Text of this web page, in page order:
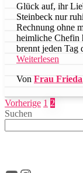
Glück auf, ihr
Steinbeck nur
Rechnung ohne
heimliche Chefin
brennt jeden Tag
Weiterlesen
Von Frau Frieda
der
Beiträge
Vorherige 1 2
Suchen